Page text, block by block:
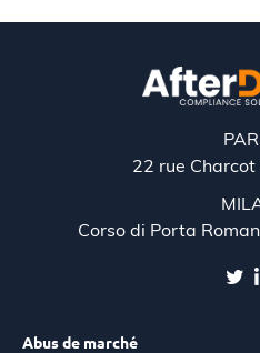
22 rue
Corso di Porta
Abus de marché